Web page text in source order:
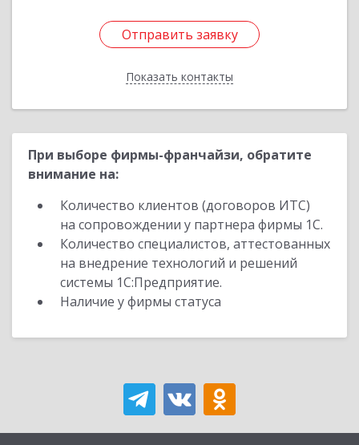
Отправить заявку
Показать контакты
Отправить заявку
Назад
При выборе фирмы-франчайзи, обратите
внимание на:
Количество клиентов (договоров ИТС)
на сопровождении у партнера фирмы 1С.
Количество специалистов, аттестованных
на внедрение технологий и решений
системы 1С:Предприятие.
Наличие у фирмы статуса